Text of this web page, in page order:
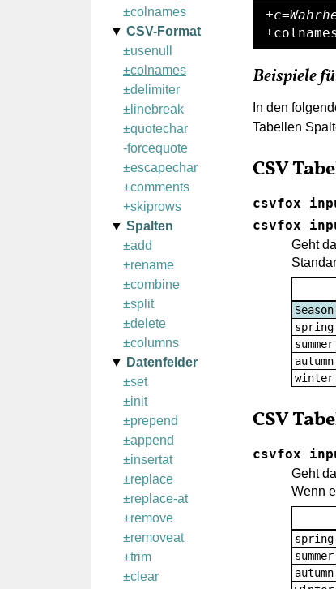
±colnames
CSV-Format
±usenull
±colnames
±delimiter
±linebreak
±quotechar
-forcequote
±escapechar
±comments
+skiprows
Spalten
±add
±rename
±combine
±split
±delete
±columns
Datenfelder
±set
±init
±prepend
±append
±insertat
±replace
±replace-at
±remove
±removeat
±trim
±clear
±colnames
Beispiele
In den
Tabellen
CSV
csvfox
csvfox
Geht
Season
spring
summer
autumn
winter
CSV
csvfox
Geht
Wenn
spring
summer
autumn